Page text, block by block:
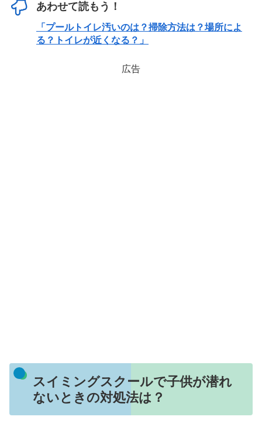
あわせて読もう！
「プールトイレ汚いのは？掃除方法は？場所によ
る？トイレが近くなる？」
広告
スイミングスクールで子供が潜れ
ないときの対処法は？